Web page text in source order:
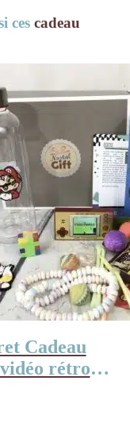
ces cadeau
Cadeau
rétro
console de